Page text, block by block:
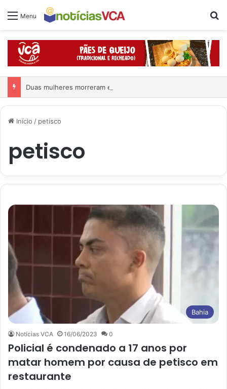
Menu
Duas mulheres morreram em grave acidente
Início / petisco
petisco
Bahia
Notícias VCA 16/06/2023 0
Policial é condenado a 17 anos por
matar homem por causa de petisco em
restaurante